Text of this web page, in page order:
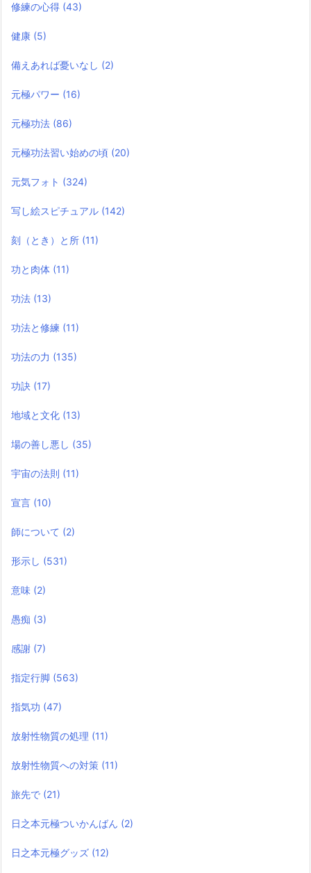
修練の心得 (43)
健康 (5)
備えあれば憂いなし (2)
元極パワー (16)
元極功法 (86)
元極功法習い始めの頃 (20)
元気フォト (324)
写し絵スピチュアル (142)
刻（とき）と所 (11)
功と肉体 (11)
功法 (13)
功法と修練 (11)
功法の力 (135)
功訣 (17)
地域と文化 (13)
場の善し悪し (35)
宇宙の法則 (11)
宣言 (10)
師について (2)
形示し (531)
意味 (2)
愚痴 (3)
感謝 (7)
指定行脚 (563)
指気功 (47)
放射性物質の処理 (11)
放射性物質への対策 (11)
旅先で (21)
日之本元極ついかんばん (2)
日之本元極グッズ (12)